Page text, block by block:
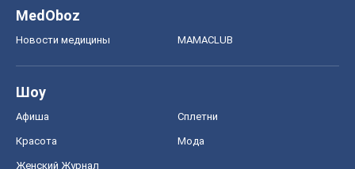
MedOboz
Новости медицины MAMACLUB
Шоу
Афиша Сплетни
Красота Мода
Женский Журнал